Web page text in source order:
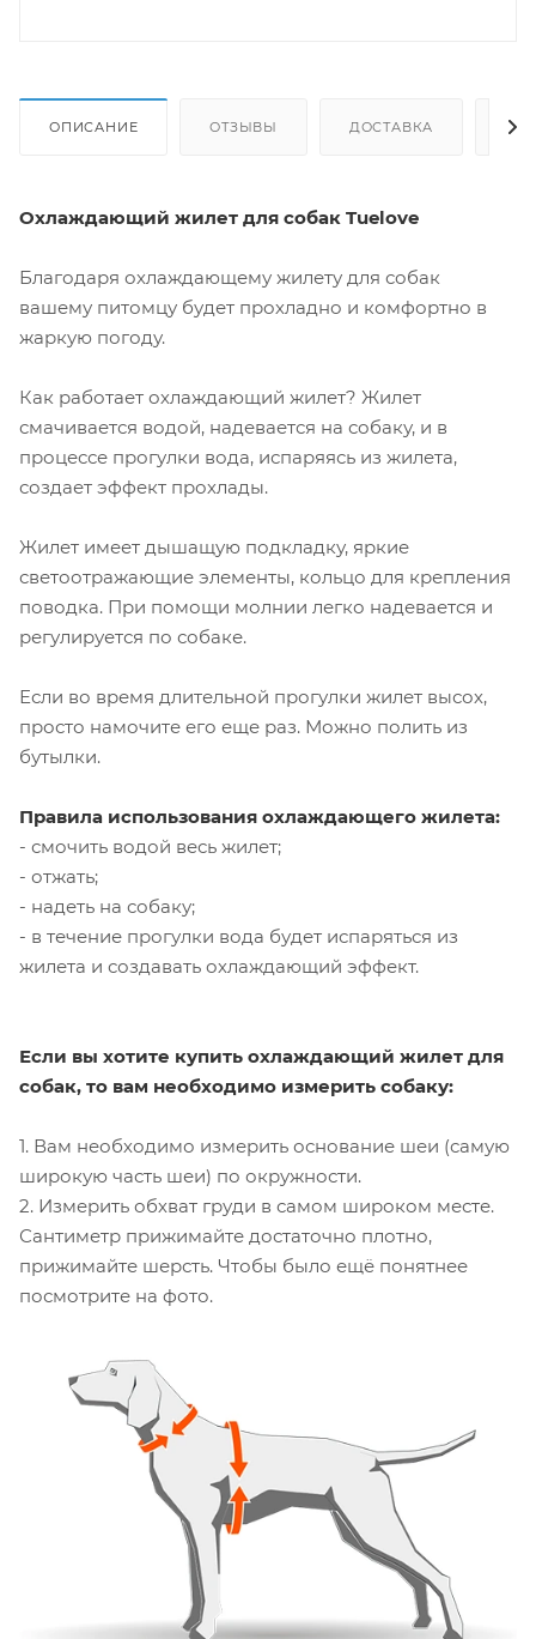
ОПИСАНИЕ ОТЗЫВЫ ДОСТАВКА
Охлаждающий жилет для собак Tuelove
Благодаря охлаждающему жилету для собак
вашему питомцу будет прохладно и комфортно в
жаркую погоду.
Как работает охлаждающий жилет? Жилет
смачивается водой, надевается на собаку, и в
процессе прогулки вода, испаряясь из жилета,
создает эффект прохлады.
Жилет имеет дышащую подкладку, яркие
светоотражающие элементы, кольцо для крепления
поводка. При помощи молнии легко надевается и
регулируется по собаке.
Если во время длительной прогулки жилет высох,
просто намочите его еще раз. Можно полить из
бутылки.
Правила использования охлаждающего жилета:
- смочить водой весь жилет;
- отжать;
- надеть на собаку;
- в течение прогулки вода будет испаряться из
жилета и создавать охлаждающий эффект.
Если вы хотите купить охлаждающий жилет для
собак, то вам необходимо измерить собаку:
1. Вам необходимо измерить основание шеи (самую
широкую часть шеи) по окружности.
2. Измерить обхват груди в самом широком месте.
Сантиметр прижимайте достаточно плотно,
прижимайте шерсть. Чтобы было ещё понятнее
посмотрите на фото.